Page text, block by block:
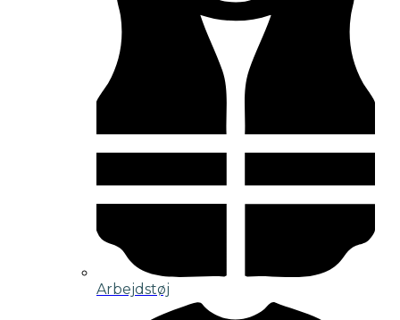
Arbejdstøj